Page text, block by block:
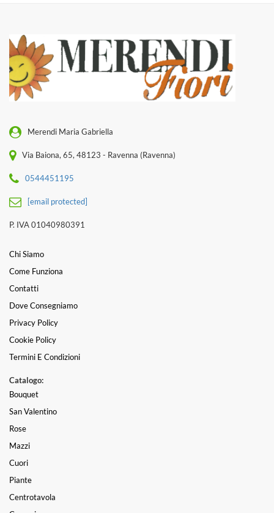
Merendi Maria Gabriella
Via Baiona, 65, 48123 - Ravenna (Ravenna)
0544451195
[email protected]
P. IVA 01040980391
Chi Siamo
Come Funziona
Contatti
Dove Consegniamo
Privacy Policy
Cookie Policy
Termini E Condizioni
Catalogo:
Bouquet
San Valentino
Rose
Mazzi
Cuori
Piante
Centrotavola